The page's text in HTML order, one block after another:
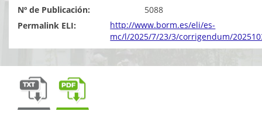
Nº de Publicación:
5088
Permalink ELI:
http://www.borm.es/eli/es-
mc/l/2025/7/23/3/corrigendum/